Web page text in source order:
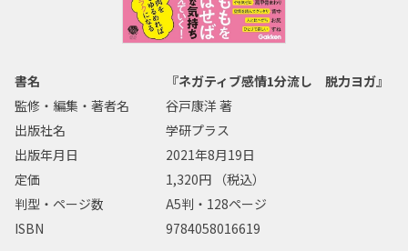
書名
『ネガティブ感情1分流し 脱力ヨガ』
監修・編集・著者名
谷戸康洋 著
出版社名
学研プラス
出版年月日
2021年8月19日
定価
1,320円 （税込）
判型・ページ数
A5判・128ページ
ISBN
9784058016619